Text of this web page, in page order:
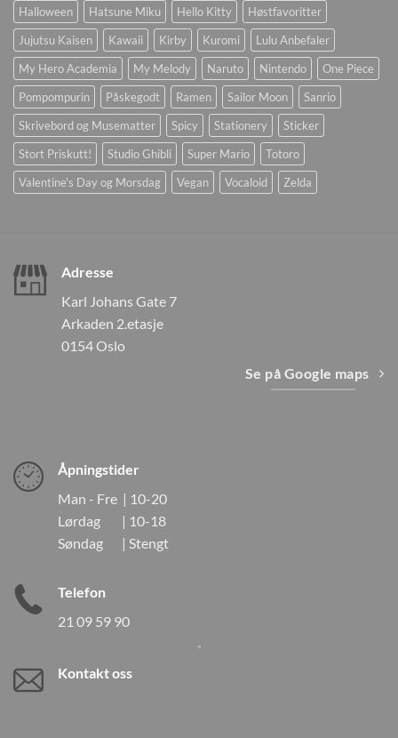
Halloween
Hatsune Miku Hello Kitty
Høstfavoritter
Jujutsu Kaisen
Kawaii Kirby Kuromi
Lulu Anbefaler
My Hero Academia
My Melody Naruto Nintendo
One Piece
Pompompurin
Påskegodt Ramen Sailor Moon
Sanrio
Skrivebord og Musematter
Spicy Stationery
Sticker
Stort Priskutt!
Studio Ghibli Super Mario
Totoro
Valentine's Day og Morsdag
Vegan Vocaloid Zelda
Adresse
Karl Johans Gate 7
Arkaden 2.etasje
0154 Oslo
Se på Google maps
Åpningstider
Man - Fre | 10-20
Lørdag | 10-18
Søndag | Stengt
Telefon
21 09 59 90
Kontakt oss